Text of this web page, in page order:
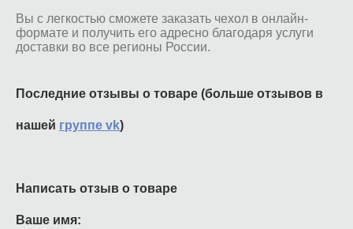
Вы с легкостью сможете заказать чехол в онлайн-
формате и получить его адресно благодаря услуги
доставки во все регионы России.
Последние отзывы о товаре (больше отзывов в
нашей группе vk)
Написать отзыв о товаре
Ваше имя: